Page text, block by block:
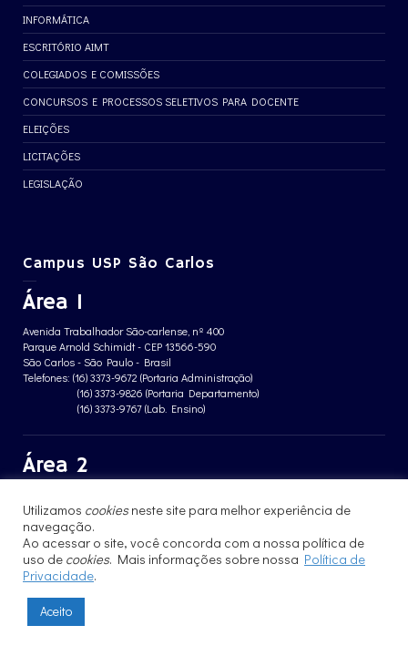
INFORMÁTICA
ESCRITÓRIO AIMT
COLEGIADOS E COMISSÕES
CONCURSOS E PROCESSOS SELETIVOS PARA DOCENTE
ELEIÇÕES
LICITAÇÕES
LEGISLAÇÃO
Campus USP São Carlos
Área 1
Avenida Trabalhador São-carlense, nº 400
Parque Arnold Schimidt - CEP 13566-590
São Carlos - São Paulo - Brasil
Telefones: (16) 3373-9672 (Portaria Administração)
(16) 3373-9826 (Portaria Departamento)
(16) 3373-9767 (Lab. Ensino)
Área 2
Jardim Santa Angelina - CEP 13563-120
São Carlos - São Paulo - Brasil
Telefone: (16) 3373-8068 (Portaria prédio CFBio)
(16) 3364-8070 (Portaria prédio poloTErRA)
Utilizamos cookiesneste site para melhor experiência de
navegação.
Ao acessar o site, você concorda com a nossa política de
uso de cookies. Mais informações sobre nossa Política de
Privacidade.
Aceito